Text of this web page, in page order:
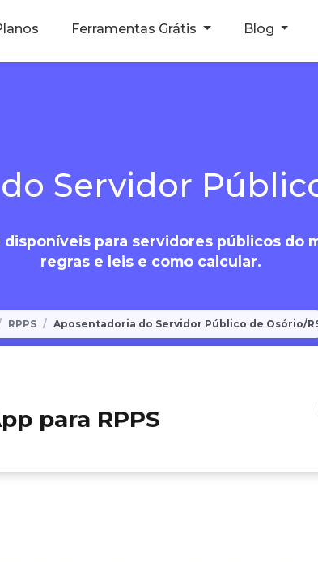
Ferramentas Grátis Blog
Servidor
para servidores públicos do
regras e leis e como calcular.
RPPS Aposentadoria do Servidor Público de Osório/
para RPPS